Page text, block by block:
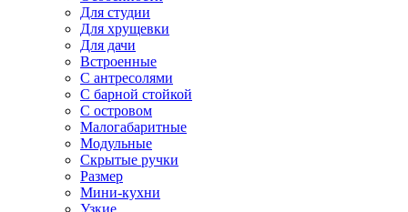
Для студии
Для хрущевки
Для дачи
Встроенные
С антресолями
С барной стойкой
С островом
Малогабаритные
Модульные
Скрытые ручки
Размер
Мини-кухни
Узкие